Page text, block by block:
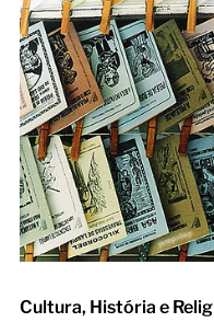
Cultura, História e